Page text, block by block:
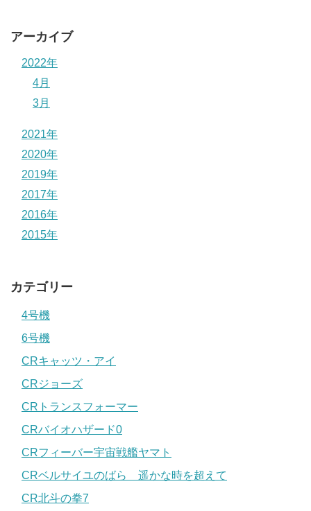
アーカイブ
2022年
4月
3月
2021年
2020年
2019年
2017年
2016年
2015年
カテゴリー
4号機
6号機
CRキャッツ・アイ
CRジョーズ
CRトランスフォーマー
CRバイオハザード0
CRフィーバー宇宙戦艦ヤマト
CRベルサイユのばら 遥かな時を超えて
CR北斗の拳7